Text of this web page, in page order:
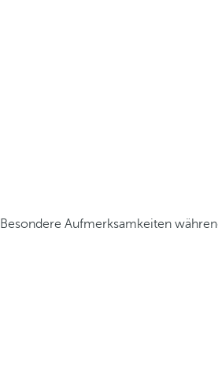
Besondere Aufmerksamkeiten